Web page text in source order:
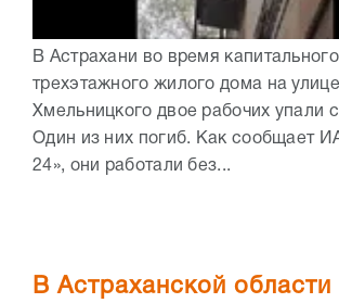
В Астрахани во время
трехэтажного жилого дома на
Хмельницкого двое рабочих упали
Один из них погиб. Как сообщает
24», они работали без...
В Астраханской